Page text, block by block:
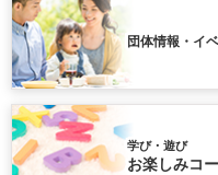
団体情報・イ
学び・遊び
お楽しみコ